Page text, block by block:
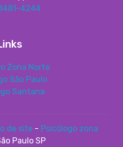
4244
Zona Norte
São Paulo
Santana
de site- Psicólogo zona
Paulo SP